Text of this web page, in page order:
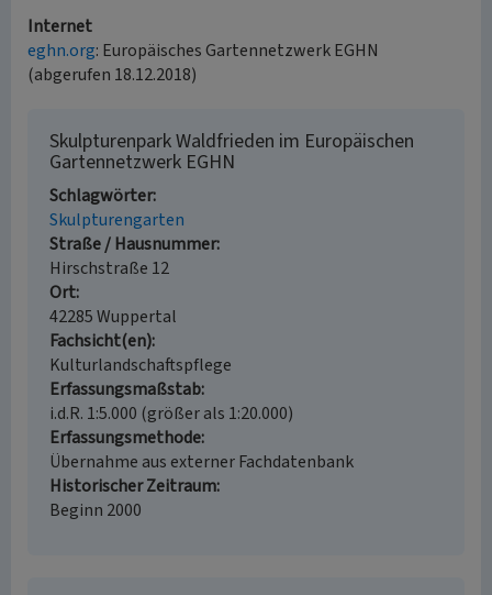
Internet
eghn.org: Europäisches Gartennetzwerk EGHN
(abgerufen 18.12.2018)
Skulpturenpark Waldfrieden im Europäischen
Gartennetzwerk EGHN
Schlagwörter
Skulpturengarten
Straße / Hausnummer
Hirschstraße 12
Ort
42285 Wuppertal
Fachsicht(en)
Kulturlandschaftspflege
Erfassungsmaßstab
i.d.R. 1:5.000 (größer als 1:20.000)
Erfassungsmethode
Übernahme aus externer Fachdatenbank
Historischer Zeitraum
Beginn 2000